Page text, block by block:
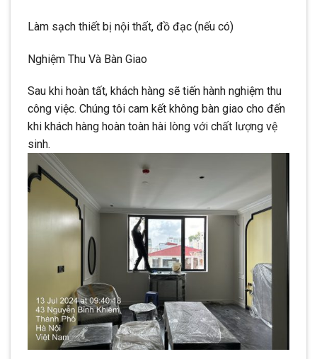
Làm sạch thiết bị nội thất, đồ đạc (nếu có)
Nghiệm Thu Và Bàn Giao
Sau khi hoàn tất, khách hàng sẽ tiến hành nghiệm thu
công việc. Chúng tôi cam kết không bàn giao cho đến
khi khách hàng hoàn toàn hài lòng với chất lượng vệ
sinh.